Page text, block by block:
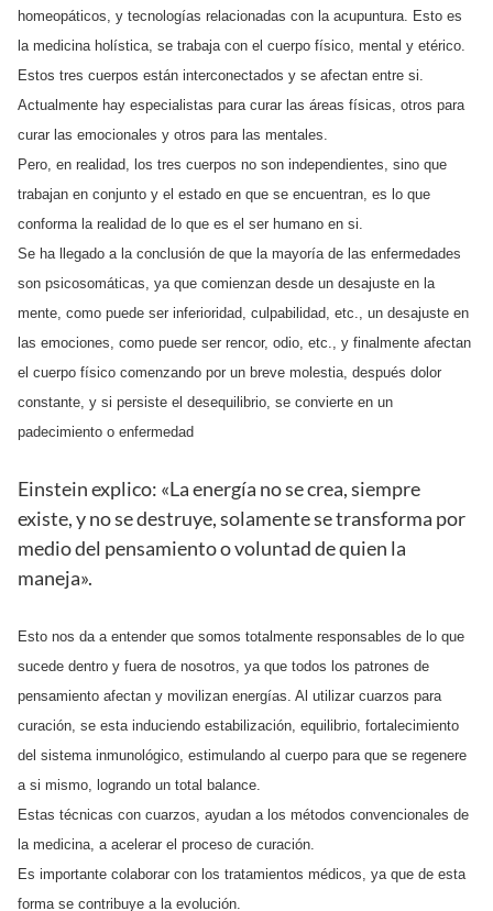
homeopáticos, y tecnologías relacionadas con la acupuntura. Esto es
la medicina holística, se trabaja con el cuerpo físico, mental y etérico.
Estos tres cuerpos están interconectados y se afectan entre si.
Actualmente hay especialistas para curar las áreas físicas, otros para
curar las emocionales y otros para las mentales.
Pero, en realidad, los tres cuerpos no son independientes, sino que
trabajan en conjunto y el estado en que se encuentran, es lo que
conforma la realidad de lo que es el ser humano en si.
Se ha llegado a la conclusión de que la mayoría de las enfermedades
son psicosomáticas, ya que comienzan desde un desajuste en la
mente, como puede ser inferioridad, culpabilidad, etc., un desajuste en
las emociones, como puede ser rencor, odio, etc., y finalmente afectan
el cuerpo físico comenzando por un breve molestia, después dolor
constante, y si persiste el desequilibrio, se convierte en un
padecimiento o enfermedad
Einstein explico: «La energía no se crea, siempre
existe, y no se destruye, solamente se transforma por
medio del pensamiento o voluntad de quien la
maneja».
Esto nos da a entender que somos totalmente responsables de lo que
sucede dentro y fuera de nosotros, ya que todos los patrones de
pensamiento afectan y movilizan energías. Al utilizar cuarzos para
curación, se esta induciendo estabilización, equilibrio, fortalecimiento
del sistema inmunológico, estimulando al cuerpo para que se regenere
a si mismo, logrando un total balance.
Estas técnicas con cuarzos, ayudan a los métodos convencionales de
la medicina, a acelerar el proceso de curación.
Es importante colaborar con los tratamientos médicos, ya que de esta
forma se contribuye a la evolución.